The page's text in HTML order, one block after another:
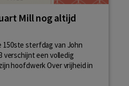
Mill nog altijd
150ste sterfdag van John
verschijnt een volledig
hoofdwerk Over vrijheid in